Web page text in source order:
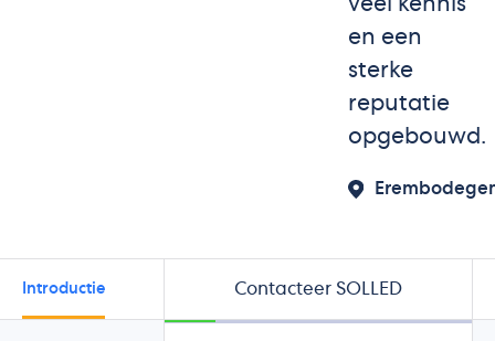
veel kennis
en een
sterke
reputatie
opgebouwd.
Introductie Beoordelingen
Contacteer SOLLED